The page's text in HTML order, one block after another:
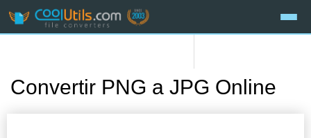
Convertir PNG a JPG Online